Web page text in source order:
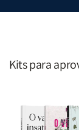
Kits para